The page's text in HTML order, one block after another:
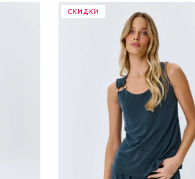
ДОБАВИТЬ В КОРЗИНУ
46 48 50
СКИДКИ